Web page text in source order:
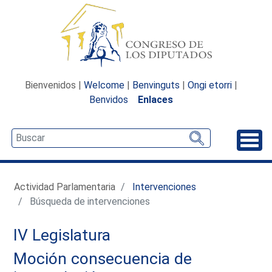
Bienvenidos | Welcome | Benvinguts | Ongi etorri |
Benvidos
Enlaces
Actividad Parlamentaria
Intervenciones
Búsqueda de intervenciones
IV Legislatura
Moción consecuencia de